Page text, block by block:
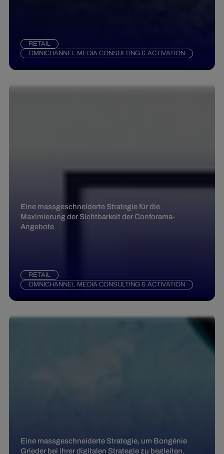
RETAIL
OMNICHANNEL MEDIA CONSULTING & ACTIVATION
Eine massgeschneiderte Strategie für die
Maximierung der Sichtbarkeit der Conforama-
Angebote
RETAIL
OMNICHANNEL MEDIA CONSULTING & ACTIVATION
Eine massgeschneiderte Strategie, um Bongénie
Grieder bei ihrer digitalen Strategie zu begleiten.